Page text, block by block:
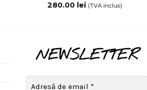
280.00 lei (TVA inclus)
NEWSLETTER